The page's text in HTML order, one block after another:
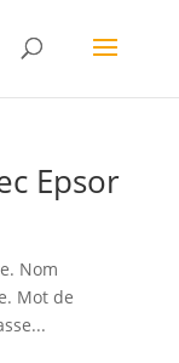
Epsor
Nom
Mot de